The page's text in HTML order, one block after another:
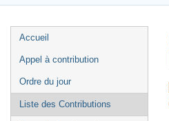
Menu
de
Accueil
Appel à contribution
Ordre du jour
Liste des Contributions